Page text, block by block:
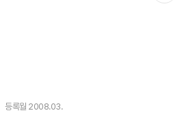
등록월 2008.03.